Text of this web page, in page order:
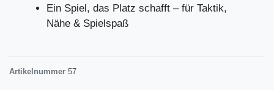
Ein Spiel, das Platz schafft – für Taktik,
Nähe & Spielspaß
Artikelnummer 57